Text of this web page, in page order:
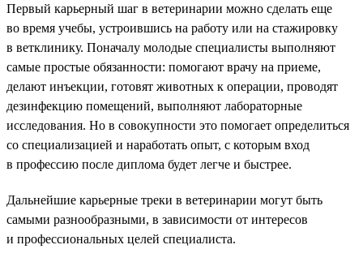
Первый карьерный шаг в ветеринарии можно сделать еще
во время учебы, устроившись на работу или на стажировку
в ветклинику. Поначалу молодые специалисты выполняют
самые простые обязанности: помогают врачу на приеме,
делают инъекции, готовят животных к операции, проводят
дезинфекцию помещений, выполняют лабораторные
исследования. Но в совокупности это помогает определиться
со специализацией и наработать опыт, с которым вход
в профессию после диплома будет легче и быстрее.
Дальнейшие карьерные треки в ветеринарии могут быть
самыми разнообразными, в зависимости от интересов
и профессиональных целей специалиста.